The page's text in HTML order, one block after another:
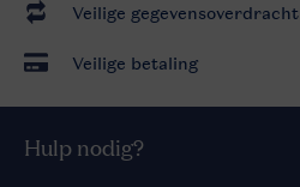
Veilige gegevensoverdracht
Veilige betaling
Hulp nodig?